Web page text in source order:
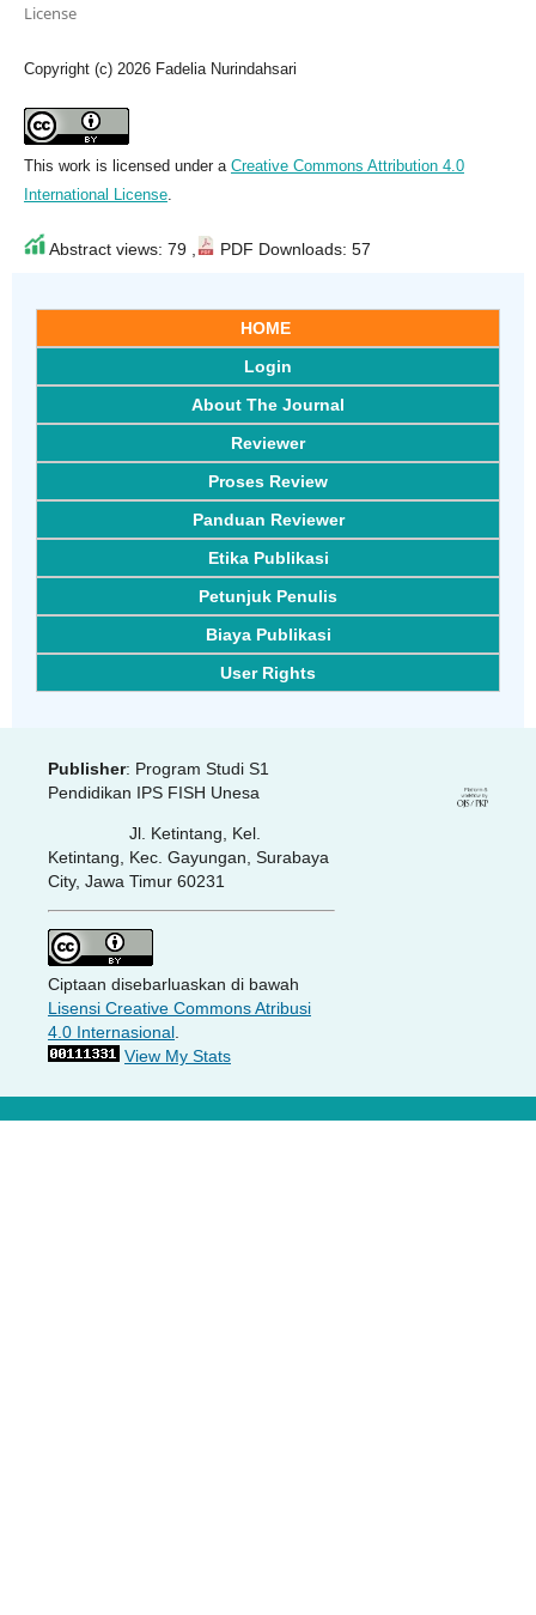
License
Copyright (c) 2026 Fadelia Nurindahsari
This work is licensed under a Creative Commons Attribution 4.0
International License.
Abstract views: 79 , PDF Downloads: 57
HOME
Login
About The Journal
Reviewer
Proses Review
Panduan Reviewer
Etika Publikasi
Petunjuk Penulis
Biaya Publikasi
User Rights
Publisher: Program Studi S1
Pendidikan IPS FISH Unesa
Jl. Ketintang, Kel.
Ketintang, Kec. Gayungan, Surabaya
City, Jawa Timur 60231
Ciptaan disebarluaskan di bawah
Lisensi Creative Commons Atribusi
4.0 Internasional.
View My Stats